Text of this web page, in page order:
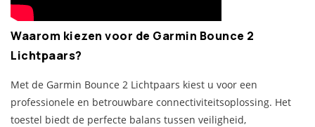
Waarom kiezen voor de Garmin Bounce 2
Lichtpaars?
Met de Garmin Bounce 2 Lichtpaars kiest u voor een
professionele en betrouwbare connectiviteitsoplossing. Het
toestel biedt de perfecte balans tussen veiligheid,